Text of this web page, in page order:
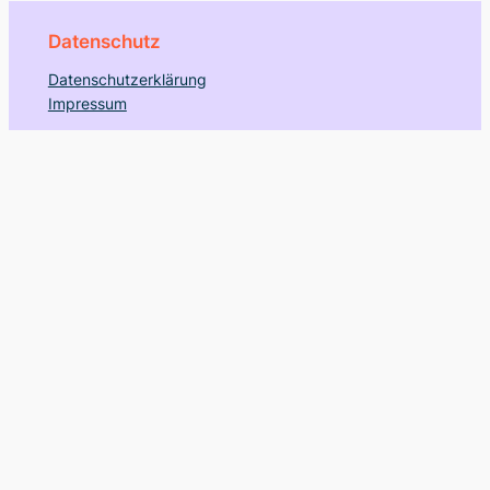
Datenschutz
Datenschutzerklärung
Impressum